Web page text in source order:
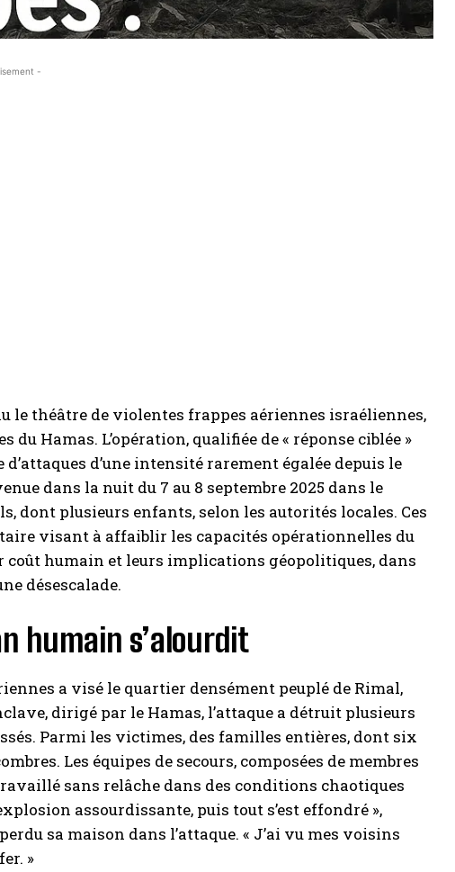
-
le théâtre de violentes frappes aériennes israéliennes,
Hamas. L’opération, qualifiée de « réponse ciblée »
d’une intensité rarement égalée depuis le
dans la nuit du 7 au 8 septembre 2025 dans le
dont plusieurs enfants, selon les autorités locales. Ces
visant à affaiblir les capacités opérationnelles du
humain et leurs implications géopolitiques, dans
désescalade.
humain s’alourdit
a visé le quartier densément peuplé de Rimal,
dirigé par le Hamas, l’attaque a détruit plusieurs
Parmi les victimes, des familles entières, dont six
Les équipes de secours, composées de membres
sans relâche dans des conditions chaotiques
assourdissante, puis tout s’est effondré »,
sa maison dans l’attaque. « J’ai vu mes voisins
»